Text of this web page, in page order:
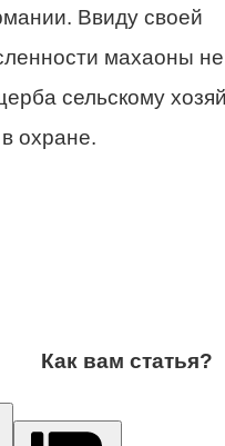
Ввиду своей
махаоны
сельскому
охране.
Как вам статья?